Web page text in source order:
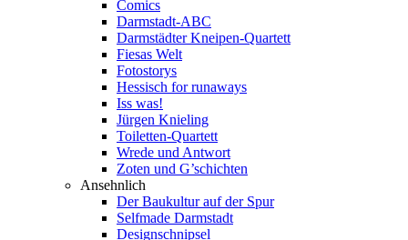
Comics
Darmstadt-ABC
Darmstädter Kneipen-Quartett
Fiesas Welt
Fotostorys
Hessisch for runaways
Iss was!
Jürgen Knieling
Toiletten-Quartett
Wrede und Antwort
Zoten und G’schichten
Ansehnlich
Der Baukultur auf der Spur
Selfmade Darmstadt
Designschnipsel